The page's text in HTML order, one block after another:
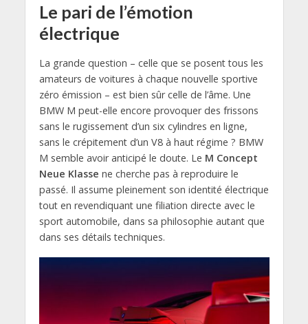
Le pari de l’émotion
électrique
La grande question – celle que se posent tous les
amateurs de voitures à chaque nouvelle sportive
zéro émission – est bien sûr celle de l’âme. Une
BMW M peut-elle encore provoquer des frissons
sans le rugissement d’un six cylindres en ligne,
sans le crépitement d’un V8 à haut régime ? BMW
M semble avoir anticipé le doute. Le M Concept
Neue Klasse ne cherche pas à reproduire le
passé. Il assume pleinement son identité électrique
tout en revendiquant une filiation directe avec le
sport automobile, dans sa philosophie autant que
dans ses détails techniques.